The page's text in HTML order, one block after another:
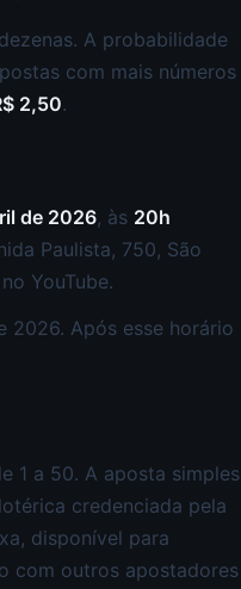
A probabilidade
com mais números
2,50.
de 2026, às 20h
Paulista, 750, São
YouTube.
2026. Após esse horário
1 a 50. A aposta simples
credenciada pela
disponível para
com outros apostadores